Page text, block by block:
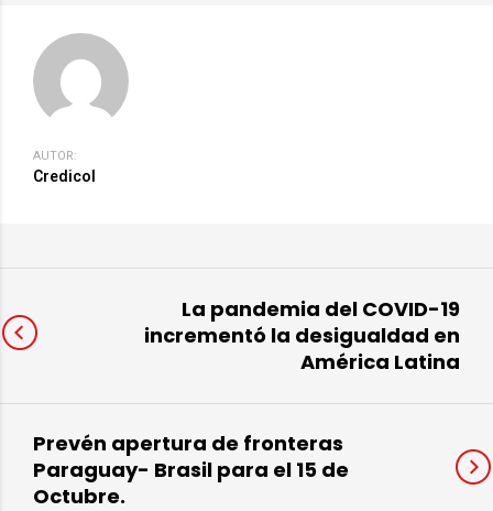
AUTOR:
Credicol
La pandemia del COVID-19
incrementó la desigualdad en
América Latina
Prevén apertura de fronteras
Paraguay- Brasil para el 15 de
Octubre.